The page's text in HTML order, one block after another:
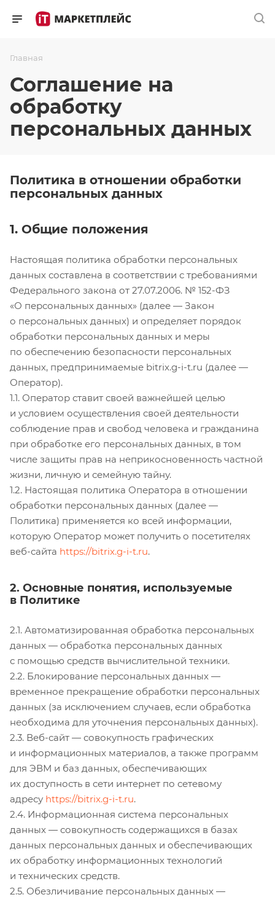
Главная
Соглашение на
обработку
персональных данных
Политика в отношении обработки
персональных данных
1. Общие положения
Настоящая политика обработки персональных
данных составлена в соответствии с требованиями
Федерального закона от 27.07.2006. № 152-ФЗ
«О персональных данных» (далее — Закон
о персональных данных) и определяет порядок
обработки персональных данных и меры
по обеспечению безопасности персональных
данных, предпринимаемые bitrix.g-i-t.ru (далее —
Оператор).
1.1. Оператор ставит своей важнейшей целью
и условием осуществления своей деятельности
соблюдение прав и свобод человека и гражданина
при обработке его персональных данных, в том
числе защиты прав на неприкосновенность частной
жизни, личную и семейную тайну.
1.2. Настоящая политика Оператора в отношении
обработки персональных данных (далее —
Политика) применяется ко всей информации,
которую Оператор может получить о посетителях
веб-сайта https://bitrix.g-i-t.ru.
2. Основные понятия, используемые
в Политике
2.1. Автоматизированная обработка персональных
данных — обработка персональных данных
с помощью средств вычислительной техники.
2.2. Блокирование персональных данных —
временное прекращение обработки персональных
данных (за исключением случаев, если обработка
необходима для уточнения персональных данных).
2.3. Веб-сайт — совокупность графических
и информационных материалов, а также программ
для ЭВМ и баз данных, обеспечивающих
их доступность в сети интернет по сетевому
адресу https://bitrix.g-i-t.ru.
2.4. Информационная система персональных
данных — совокупность содержащихся в базах
данных персональных данных и обеспечивающих
их обработку информационных технологий
и технических средств.
2.5. Обезличивание персональных данных —